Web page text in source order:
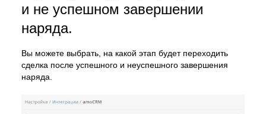
и не успешном завершении
наряда.
Вы можете выбрать, на какой этап будет переходить
сделка после успешного и неуспешного завершения
наряда.